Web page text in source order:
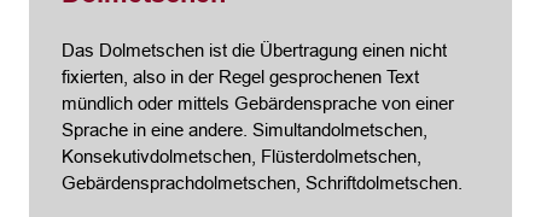
Das Dolmetschen ist die Übertragung einen nicht
fixierten, also in der Regel gesprochenen Text
mündlich oder mittels Gebärdensprache von einer
Sprache in eine andere. Simultandolmetschen,
Konsekutivdolmetschen, Flüsterdolmetschen,
Gebärdensprachdolmetschen, Schriftdolmetschen.